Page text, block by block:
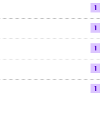
1
1
1
1
1